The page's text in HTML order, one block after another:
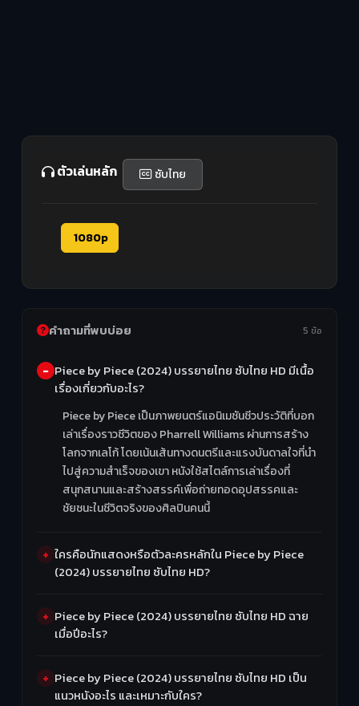
ตัวเล่นหลัก ซับไทย
1080p
คำถามที่พบบ่อย 5 ข้อ
Piece by Piece (2024) บรรยายไทย ซับไทย HD มีเนื้อ
เรื่องเกี่ยวกับอะไร?
Piece by Piece เป็นภาพยนตร์แอนิเมชันชีวประวัติที่บอก
เล่าเรื่องราวชีวิตของ Pharrell Williams ผ่านการสร้าง
โลกจากเลโก้ โดยเน้นเส้นทางดนตรีและแรงบันดาลใจที่นำ
ไปสู่ความสำเร็จของเขา หนังใช้สไตล์การเล่าเรื่องที่
สนุกสนานและสร้างสรรค์เพื่อถ่ายทอดอุปสรรคและ
ชัยชนะในชีวิตจริงของศิลปินคนนี้
ใครคือนักแสดงหรือตัวละครหลักใน Piece by Piece
(2024) บรรยายไทย ซับไทย HD?
Piece by Piece (2024) บรรยายไทย ซับไทย HD ฉาย
เมื่อปีอะไร?
Piece by Piece (2024) บรรยายไทย ซับไทย HD เป็น
แนวหนังอะไร และเหมาะกับใคร?